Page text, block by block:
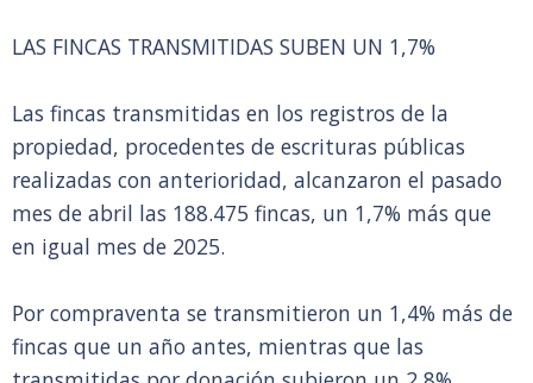
LAS FINCAS TRANSMITIDAS SUBEN UN 1,7%
Las fincas transmitidas en los registros de la
propiedad, procedentes de escrituras públicas
realizadas con anterioridad, alcanzaron el pasado
mes de abril las 188.475 fincas, un 1,7% más que
en igual mes de 2025.
Por compraventa se transmitieron un 1,4% más de
fincas que un año antes, mientras que las